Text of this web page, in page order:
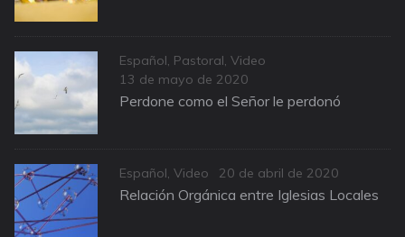
Categories
Español, Pastoral, Video
Posted
on
13 de mayo de 2020
Perdone como el Señor le perdonó
Categories
Español, Video
Posted
on
20 de abril de 2020
Relación Orgánica entre Iglesias Locales